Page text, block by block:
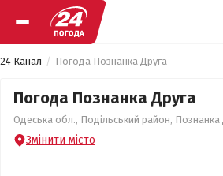
24 Канал Погода Познанка Друга
Погода Познанка Друга
Одеська обл., Подільський район, Познанка
Змінити місто